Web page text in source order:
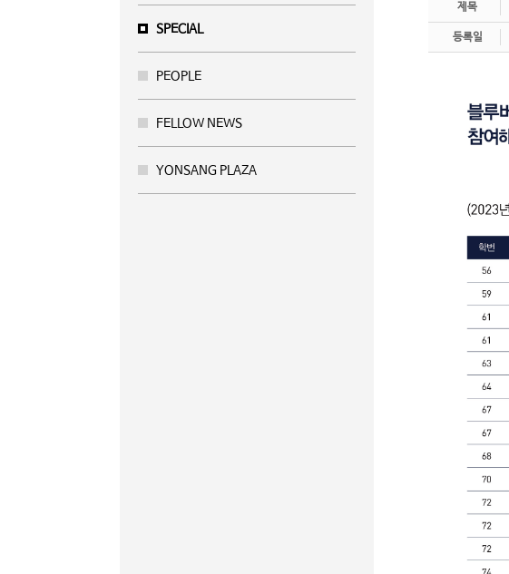
SPECIAL
PEOPLE
FELLOW NEWS
YONSANG PLAZA
제목
등록일